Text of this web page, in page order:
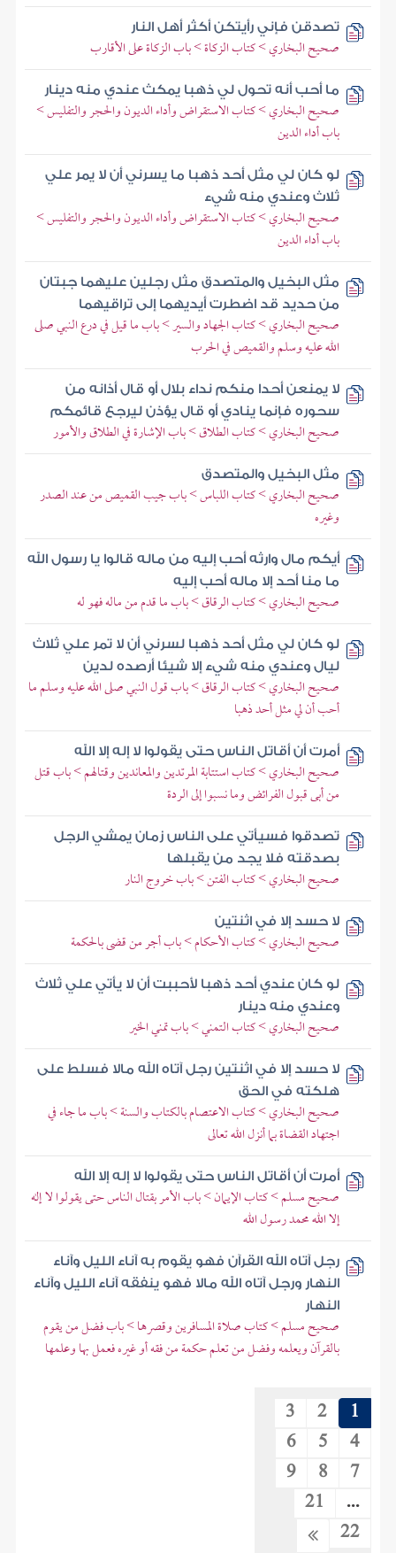
تصدقن فإني رأيتكن أكثر أهل النار
صحيح البخاري > كتاب الزكاة > باب الزكاة على الأقارب
ما أحب أنه تحول لي ذهبا يمكث عندي منه دينار
صحيح البخاري > كتاب الاستقراض وأداء الديون والحجر والتفليس >
باب أداء الدين
لو كان لي مثل أحد ذهبا ما يسرني أن لا يمر علي
ثلاث وعندي منه شيء
صحيح البخاري > كتاب الاستقراض وأداء الديون والحجر والتفليس >
باب أداء الدين
مثل البخيل والمتصدق مثل رجلين عليهما جبتان
من حديد قد اضطرت أيديهما إلى تراقيهما
صحيح البخاري > كتاب الجهاد والسير > باب ما قيل في درع النبي صلى
الله عليه وسلم والقميص في الحرب
لا يمنعن أحدا منكم نداء بلال أو قال أذانه من
سحوره فإنما ينادي أو قال يؤذن ليرجع قائمكم
صحيح البخاري > كتاب الطلاق > باب الإشارة في الطلاق والأمور
مثل البخيل والمتصدق
صحيح البخاري > كتاب اللباس > باب جيب القميص من عند الصدر
وغيره
أيكم مال وارثه أحب إليه من ماله قالوا يا رسول الله
ما منا أحد إلا ماله أحب إليه
صحيح البخاري > كتاب الرقاق > باب ما قدم من ماله فهو له
لو كان لي مثل أحد ذهبا لسرني أن لا تمر علي ثلاث
ليال وعندي منه شيء إلا شيئا أرصده لدين
صحيح البخاري > كتاب الرقاق > باب قول النبي صلى الله عليه وسلم ما
أحب أن لي مثل أحد ذهبا
أمرت أن أقاتل الناس حتى يقولوا لا إله إلا الله
صحيح البخاري > كتاب استتابة المرتدين والمعاندين وقتالهم > باب قتل
من أبى قبول الفرائض وما نسبوا إلى الردة
تصدقوا فسيأتي على الناس زمان يمشي الرجل
بصدقته فلا يجد من يقبلها
صحيح البخاري > كتاب الفتن > باب خروج النار
لا حسد إلا في اثنتين
صحيح البخاري > كتاب الأحكام > باب أجر من قضى بالحكمة
لو كان عندي أحد ذهبا لأحببت أن لا يأتي علي ثلاث
وعندي منه دينار
صحيح البخاري > كتاب التمني > باب تمني الخير
لا حسد إلا في اثنتين رجل آتاه الله مالا فسلط على
هلكته في الحق
صحيح البخاري > كتاب الاعتصام بالكتاب والسنة > باب ما جاء في
اجتهاد القضاة بما أنزل الله تعالى
أمرت أن أقاتل الناس حتى يقولوا لا إله إلا الله
صحيح مسلم > كتاب الإيمان > باب الأمر بقتال الناس حتى يقولوا لا إله
إلا الله محمد رسول الله
رجل آتاه الله القرآن فهو يقوم به آناء الليل وآناء
النهار ورجل آتاه الله مالا فهو ينفقه آناء الليل وآناء
النهار
صحيح مسلم > كتاب صلاة المسافرين وقصرها > باب فضل من يقوم
بالقرآن ويعلمه وفضل من تعلم حكمة من فقه أو غيره فعمل بها وعلمها
1
2
3
4
5
6
7
8
9
...
21
22